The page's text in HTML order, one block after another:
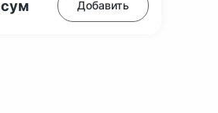
сум Добавить